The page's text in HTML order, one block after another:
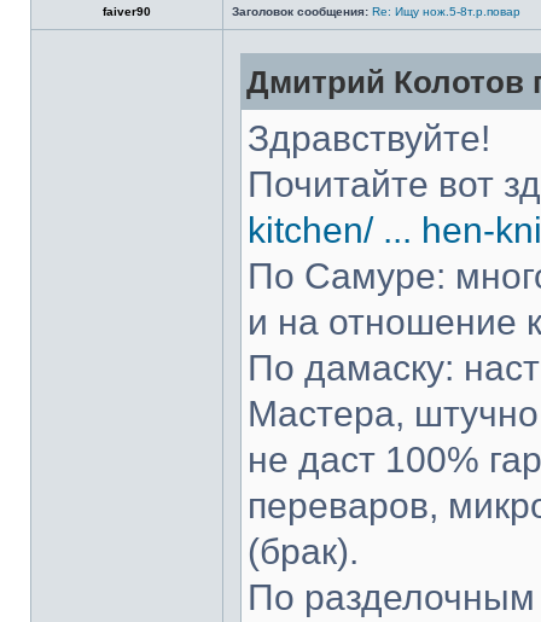
faiver90 Заголовок сообщения: Re: Ищу нож.5-8т.р.повар
Дмитрий Колотов
Здравствуйте!
Почитайте вот
kitchen/ ... hen-
По Самуре:
и на отношение
По дамаску:
Мастера,
не даст 100%
переваров,
(брак).
По разделочным